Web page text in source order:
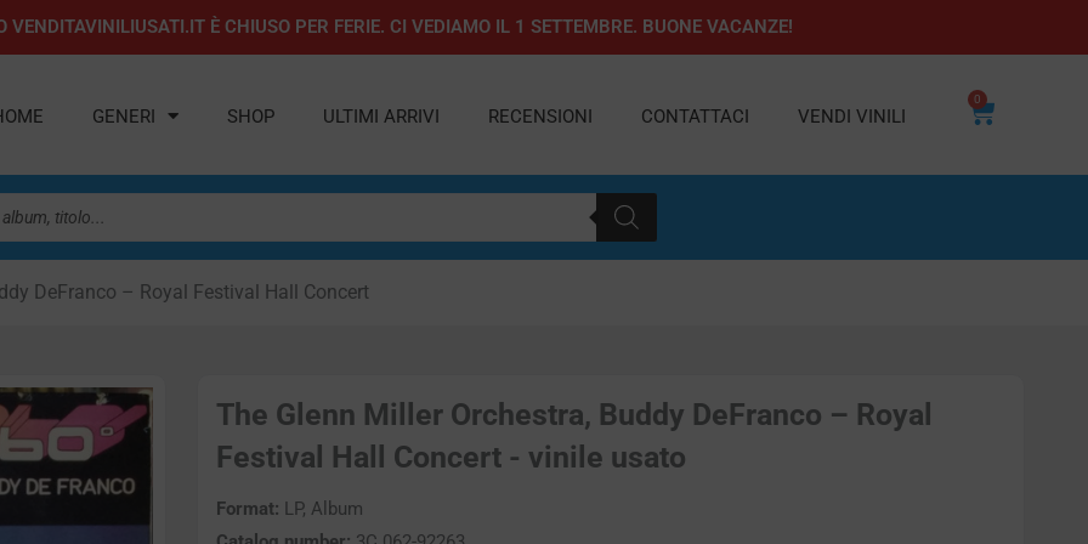
È CHIUSO PER FERIE. CI VEDIAMO IL 1 SETTEMBRE. BUONE VACANZE!
GENERI SHOP ULTIMI ARRIVI RECENSIONI CONTATTACI VENDI VINILI
0
Carrello
DeFranco – Royal Festival Hall Concert
The Glenn Miller Orchestra, Buddy DeFranco – Royal
Festival Hall Concert - vinile usato
Format: LP, Album